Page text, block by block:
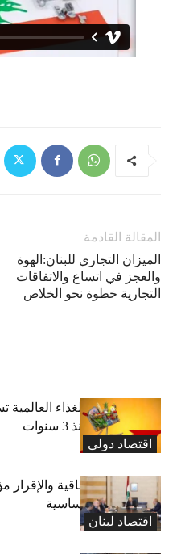
المقالة القادمة
الميزان التجاري للبنان:الهوة
والعجز في اتساع والاتفاقات
التجارية خطوة نحو الخلاص
اقتصاد دولی
“الفاو”: أسعار الغذاء
أعلى مستوى منذ 3 سنوات
اقتصاد لبنان
رسوم النفايات باقية
واستثناء لمواد أساسية